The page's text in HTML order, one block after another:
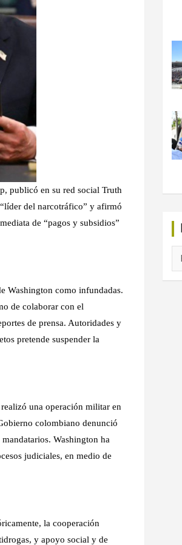
publicó en su red social Truth
del narcotráfico” y afirmó
de “pagos y subsidios”
Washington como infundadas.
de colaborar con el
de prensa. Autoridades y
pretende suspender la
una operación militar en
colombiano denunció
Washington ha
judiciales, en medio de
la cooperación
y apoyo social y de
de